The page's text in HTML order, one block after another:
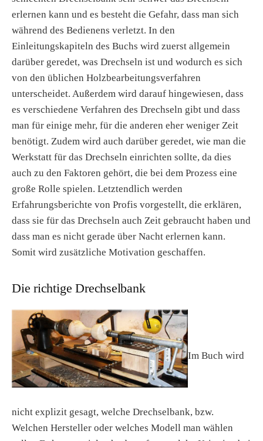
erlernen kann und es besteht die Gefahr, dass man sich
während des Bedienens verletzt. In den
Einleitungskapiteln des Buchs wird zuerst allgemein
darüber geredet, was Drechseln ist und wodurch es sich
von den üblichen Holzbearbeitungsverfahren
unterscheidet. Außerdem wird darauf hingewiesen, dass
es verschiedene Verfahren des Drechseln gibt und dass
man für einige mehr, für die anderen eher weniger Zeit
benötigt. Zudem wird auch darüber geredet, wie man die
Werkstatt für das Drechseln einrichten sollte, da dies
auch zu den Faktoren gehört, die bei dem Prozess eine
große Rolle spielen. Letztendlich werden
Erfahrungsberichte von Profis vorgestellt, die erklären,
dass sie für das Drechseln auch Zeit gebraucht haben und
dass man es nicht gerade über Nacht erlernen kann.
Somit wird zusätzliche Motivation geschaffen.
Die richtige Drechselbank
Im Buch wird
nicht explizit gesagt, welche Drechselbank, bzw.
Welchen Hersteller oder welches Modell man wählen